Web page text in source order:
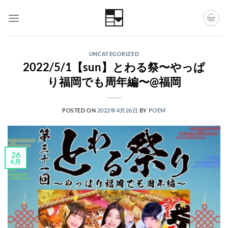
UNCATEGORIZED
2022/5/1【sun】とわる祭〜やっぱ
り福岡でも周年編〜@福岡
POSTED ON 2022年4月26日 BY POEM
26
4月